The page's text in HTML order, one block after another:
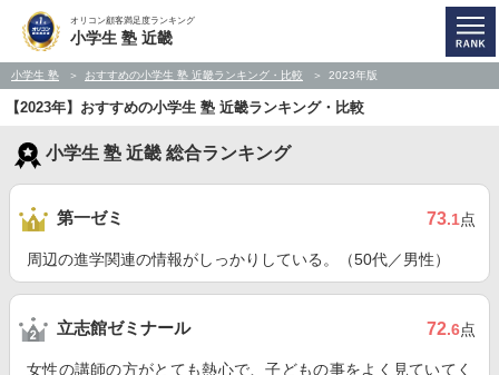
オリコン顧客満足度ランキング
小学生 塾 近畿
小学生 塾 おすすめの小学生 塾 近畿ランキング・比較 2023年版
【2023年】おすすめの小学生 塾 近畿ランキング・比較
小学生 塾 近畿 総合ランキング
第一ゼミ 73.1点
周辺の進学関連の情報がしっかりしている。（50代／男性）
立志館ゼミナール 72.6点
女性の講師の方がとても熱心で、子どもの事をよく見ていてく